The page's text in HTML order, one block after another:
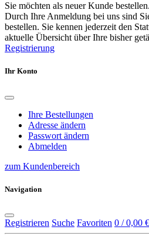
Sie möchten als neuer Kunde bestellen.
Durch Ihre Anmeldung bei uns sind
bestellen. Sie kennen jederzeit den
aktuelle Übersicht über Ihre bisher
Registrierung
Ihr Konto
Ihre Bestellungen
Adresse ändern
Passwort ändern
Abmelden
zum Kundenbereich
Navigation
Registrieren Suche Favoriten 0 / 0,00 €